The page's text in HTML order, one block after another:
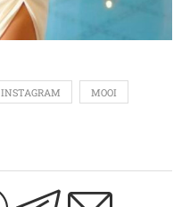
INSTAGRAM MOOI